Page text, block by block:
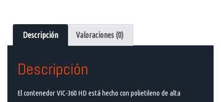
Descripción Valoraciones (0)
Descripción
El contenedor VIC-360 HD está hecho con polietileno de alta